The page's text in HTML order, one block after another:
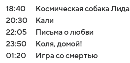
18:40
Космическая собака Лида
20:30
Кали
22:05
Письма о любви
23:50
Коля, домой!
01:20
Игра со смертью